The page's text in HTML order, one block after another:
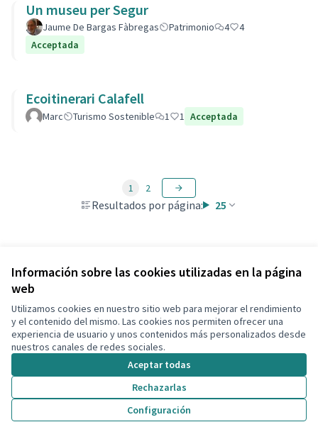
Información sobre las cookies utilizadas en la página
web
Utilizamos cookies en nuestro sitio web para mejorar el rendimiento
y el contenido del mismo. Las cookies nos permiten ofrecer una
experiencia de usuario y unos contenidos más personalizados desde
nuestros canales de redes sociales.
Aceptar todas
Rechazarlas
Configuración
Un museu per Segur
Jaume De Bargas Fàbregas Patrimonio 4
4
Acceptada
Ecoitinerari Calafell
Marc Turismo Sostenible 1 1 Acceptada
Resultados por página: 25
1 2
Ver todas las propuestas retiradas
Términos y condiciones de uso
Configuración de cookies
Decidim Calafell en X
(Enlace externo)
Decidim Calafell en Facebook
Decidim Calafell en YouTube
Decidim Calafell en GitHub
(Enlace externo)
Web creada consoftware libre .
Con licencia
(Enlace